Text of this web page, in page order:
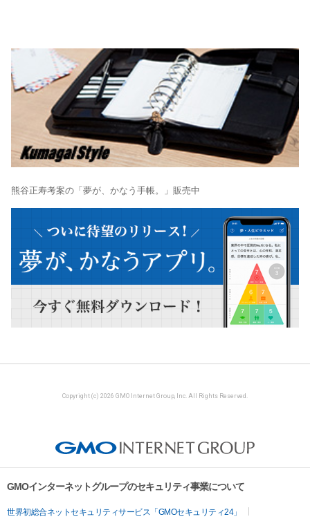
熊谷正寿考案の「夢が、かなう手帳。」販売中
Copyright (c) 2026 GMO Internet Group, Inc. All Rights Reserved.
GMOインターネットグループのセキュリティ事業について
世界初総合ネットセキュリティサービス「GMOセキュリティ24」